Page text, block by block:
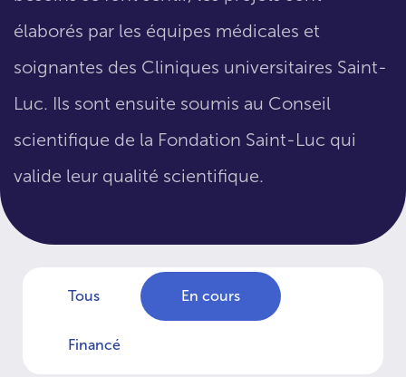
élaborés par les équipes médicales et
soignantes des Cliniques universitaires Saint-
Luc. Ils sont ensuite soumis au Conseil
scientifique de la Fondation Saint-Luc qui
valide leur qualité scientifique.
Tous En cours
Financé